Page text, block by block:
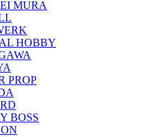
MURA
HOBBY
PROP
BOSS